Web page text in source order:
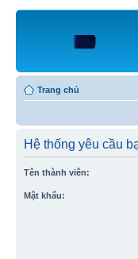
Trang chủ
Hệ thống yêu cầu
Tên thành viên:
Mật khẩu: